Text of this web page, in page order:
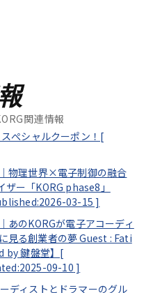
関連情報
ぺシャルクーポン！[
物理世界×電子制御の融合
ー「KORG phase8」
03-15 ]
あのKORGが電子アコーディ
見る創業者の夢 Guest : Fati
by 鍵盤堂】[
09-10 ]
ディストとドラマーのグル